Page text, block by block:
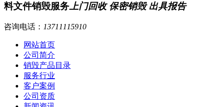
料文件销毁服务 上门回收 保密销毁 出具报告
咨询电话： 13711115910
网站首页
公司简介
销毁产品目录
服务行业
客户案例
公司资质